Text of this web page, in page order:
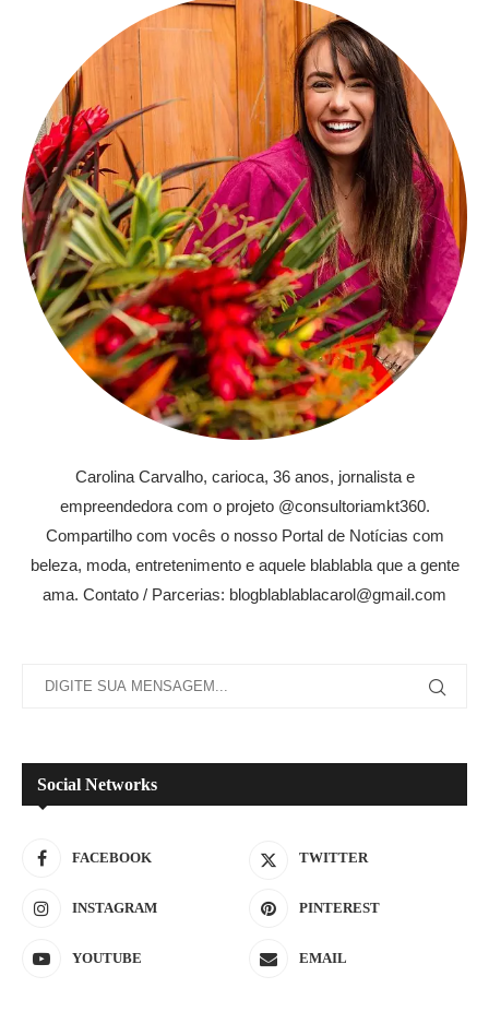
Carolina Carvalho, carioca, 36 anos, jornalista e
empreendedora com o projeto @consultoriamkt360.
Compartilho com vocês o nosso Portal de Notícias com
beleza, moda, entretenimento e aquele blablabla que a gente
ama. Contato / Parcerias: blogblablablacarol@gmail.com
Social Networks
FACEBOOK TWITTER
INSTAGRAM PINTEREST
YOUTUBE EMAIL